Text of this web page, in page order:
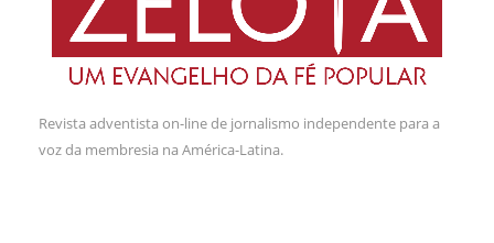
Revista adventista on-line de jornalismo independente para a
voz da membresia na América-Latina.